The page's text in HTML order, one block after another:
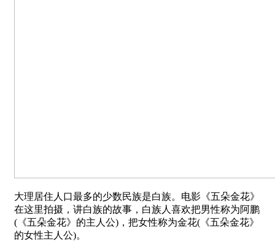
大理居住人口最多的少数民族是白族。电影《五朵金花》
在这里拍摄，讲白族的故事，白族人喜欢把男性称为阿鹏
(《五朵金花》的主人公)，把女性称为金花(《五朵金花》
的女性主人公)。